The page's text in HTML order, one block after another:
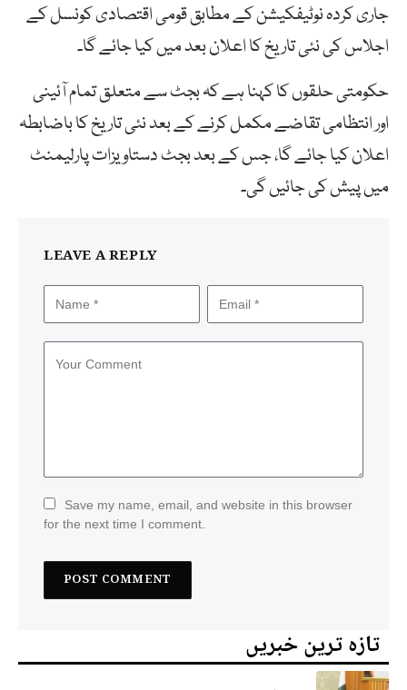
جاری کردہ نوٹیفکیشن کے مطابق قومی اقتصادی کونسل کے
اجلاس کی نئی تاریخ کا اعلان بعد میں کیا جائے گا۔
حکومتی حلقوں کا کہنا ہے کہ بجٹ سے متعلق تمام آئینی
اور انتظامی تقاضے مکمل کرنے کے بعد نئی تاریخ کا باضابطہ
اعلان کیا جائے گا، جس کے بعد بجٹ دستاویزات پارلیمنٹ
میں پیش کی جائیں گی۔
LEAVE A REPLY
Save my name, email, and website in this browser
for the next time I comment.
تازہ ترین خبریں